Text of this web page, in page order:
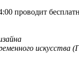
проводит
искусства